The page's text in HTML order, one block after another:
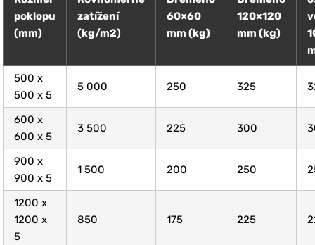
poklopu
(mm)
zatížení
(kg/m2)
60×60
mm (kg)
120×120
mm (kg)
500 x
500 x 5
5 000 250 325
600 x
600 x 5
3 500 225 300
900 x
900 x 5
1 500 200 250
1200 x
1200 x
5
850 175 225